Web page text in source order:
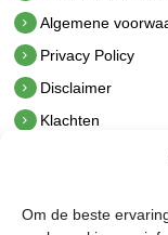
Om de beste
Algemene
Privacy Policy
Disclaimer
Klachten
hetindustriehuis B.V.